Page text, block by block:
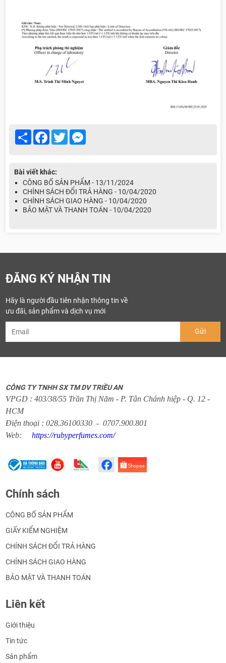
Share Facebook
Twitter
Bài viết khác:
CÔNG BỐ SẢN PHẨM - 13/11/2024
CHÍNH SÁCH ĐỔI TRẢ HÀNG - 10/04/2020
CHÍNH SÁCH GIAO HÀNG - 10/04/2020
BẢO MẬT VÀ THANH TOÁN - 10/04/2020
ĐĂNG KÝ NHẬN TIN
Hãy là người đầu tiên nhận thông tin về
ưu đãi, sản phẩm và dịch vụ mới
CÔNG TY TNHH SX TM DV TRIỀU AN
VPGD : 403/38/55 Trần Thị Năm - P. Tân Chánh hiệp - Q. 12 -
HCM
Điện thoại : 028.36100330 - 0707.900.801
Web:https://rubyperfumes.com/
Chính sách
CÔNG BỐ SẢN PHẨM
GIẤY KIỂM NGHIỆM
CHÍNH SÁCH ĐỔI TRẢ HÀNG
CHÍNH SÁCH GIAO HÀNG
BẢO MẬT VÀ THANH TOÁN
Liên kết
Giới thiệu
Tin tức
Sản phẩm